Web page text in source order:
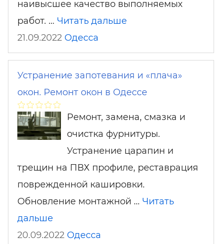
наивысшее качество выполняемых
работ. … Читать дальше
21.09.2022 Одесса
Устранение запотевания и «плача»
окон. Ремонт окон в Одессе
Ремонт, замена, смазка и
очистка фурнитуры.
Устранение царапин и
трещин на ПВХ профиле, реставрация
поврежденной кашировки.
Обновление монтажной … Читать
дальше
20.09.2022 Одесса